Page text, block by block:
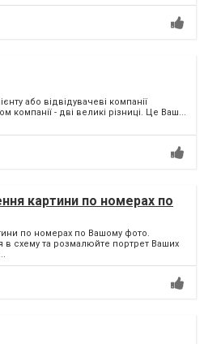
або відвідувачеві компанії
компанії - дві великі різниці. Це Ваш...
картини по номерах по
по номерах по Вашому фото.
схему та розмалюйте портрет Ваших